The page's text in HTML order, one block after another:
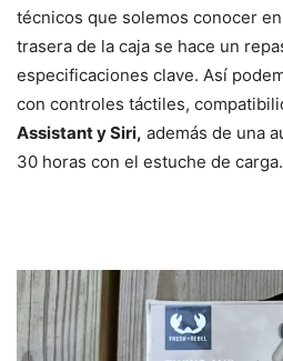
técnicos que solemos conocer
trasera de la caja se hace un
especificaciones clave. Así
con controles táctiles,
Assistant y Siri, además de una
30 horas con el estuche de carga.